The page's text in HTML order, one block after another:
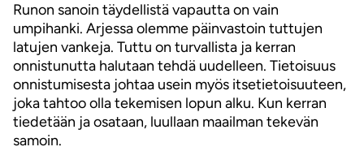
Runon sanoin täydellistä vapautta on vain
umpihanki. Arjessa olemme päinvastoin tuttujen
latujen vankeja. Tuttu on turvallista ja kerran
onnistunutta halutaan tehdä uudelleen. Tietoisuus
onnistumisesta johtaa usein myös itsetietoisuuteen,
joka tahtoo olla tekemisen lopun alku. Kun kerran
tiedetään ja osataan, luullaan maailman tekevän
samoin.